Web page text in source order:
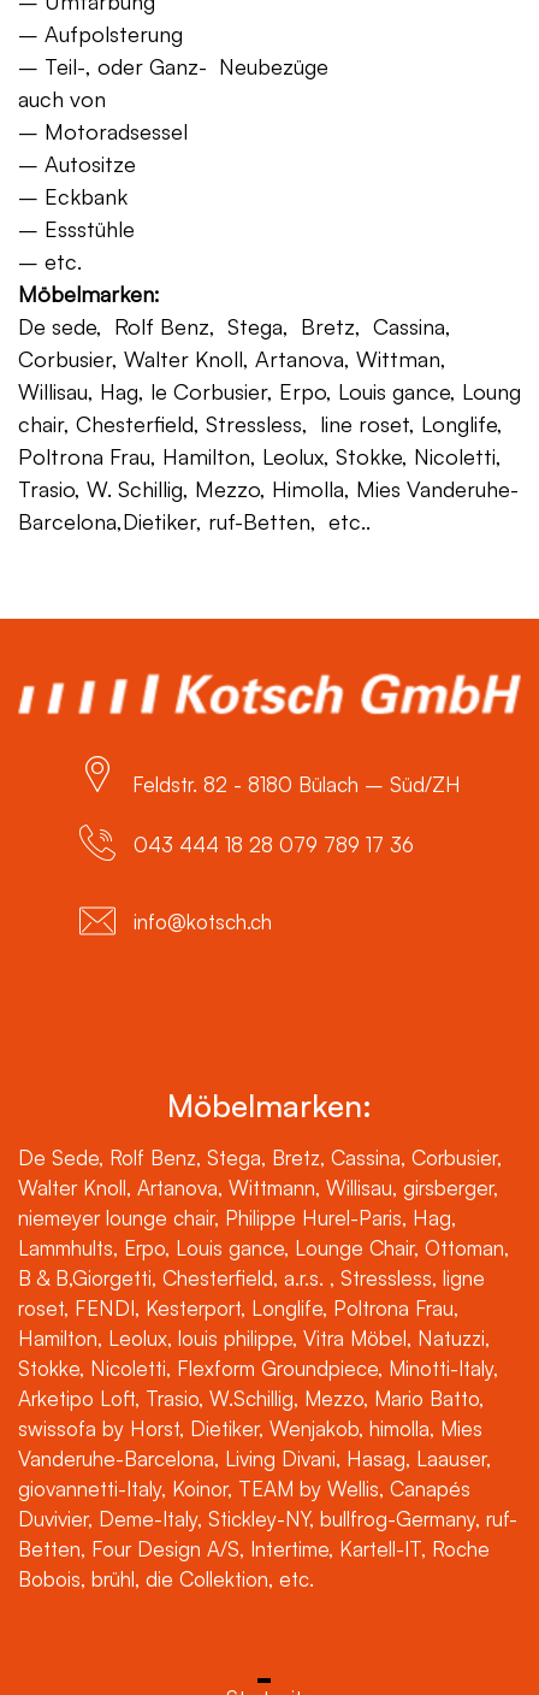
– Aufpolsterung
– Teil-, oder Ganz- Neubezüge
auch von
– Motoradsessel
– Autositze
– Eckbank
– Essstühle
– etc.
Möbelmarken:
De sede, Rolf Benz, Stega, Bretz, Cassina,
Corbusier, Walter Knoll, Artanova, Wittman,
Willisau, Hag, le Corbusier, Erpo, Louis gance, Loung
chair, Chesterfield, Stressless, line roset, Longlife,
Poltrona Frau, Hamilton, Leolux, Stokke, Nicoletti,
Trasio, W. Schillig, Mezzo, Himolla, Mies Vanderuhe-
Barcelona,Dietiker, ruf-Betten, etc..
Feldstr. 82 - 8180 Bülach – Süd/ZH
043 444 18 28 079 789 17 36
info@kotsch.ch
Möbelmarken:
De Sede, Rolf Benz, Stega, Bretz, Cassina, Corbusier,
Walter Knoll, Artanova, Wittmann, Willisau, girsberger,
niemeyer lounge chair, Philippe Hurel-Paris, Hag,
Lammhults, Erpo, Louis gance, Lounge Chair, Ottoman,
B & B,Giorgetti, Chesterfield, a.r.s. , Stressless, ligne
roset, FENDI, Kesterport, Longlife, Poltrona Frau,
Hamilton, Leolux, louis philippe, Vitra Möbel, Natuzzi,
Stokke, Nicoletti, Flexform Groundpiece, Minotti-Italy,
Arketipo Loft, Trasio, W.Schillig, Mezzo, Mario Batto,
swissofa by Horst, Dietiker, Wenjakob, himolla, Mies
Vanderuhe-Barcelona, Living Divani, Hasag, Laauser,
giovannetti-Italy, Koinor, TEAM by Wellis, Canapés
Duvivier, Deme-Italy, Stickley-NY, bullfrog-Germany, ruf-
Betten, Four Design A/S, Intertime, Kartell-IT, Roche
Bobois, brühl, die Collektion, etc.